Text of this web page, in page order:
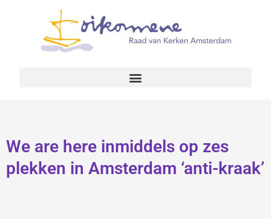
We are here inmiddels op zes
plekken in Amsterdam ‘anti-kraak’